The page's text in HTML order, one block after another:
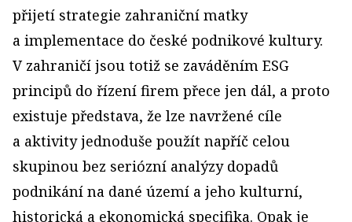
přijetí strategie zahraniční matky
a implementace do české podnikové kultury.
V zahraničí jsou totiž se zaváděním ESG
principů do řízení firem přece jen dál, a proto
existuje představa, že lze navržené cíle
a aktivity jednoduše použít napříč celou
skupinou bez seriózní analýzy dopadů
podnikání na dané území a jeho kulturní,
historická a ekonomická specifika. Opak je